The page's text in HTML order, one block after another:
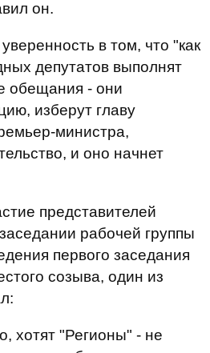
он.
в том, что "как
депутатов выполнят
обещания - они
изберут главу
министра,
и оно начнет
представителей
рабочей группы
первого заседания
созыва, один из
хотят "Регионы" - не